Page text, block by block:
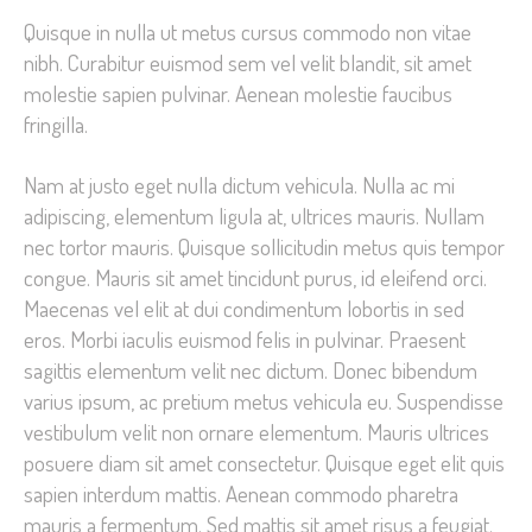
Quisque in nulla ut metus cursus commodo non vitae
nibh. Curabitur euismod sem vel velit blandit, sit amet
molestie sapien pulvinar. Aenean molestie faucibus
fringilla.
Nam at justo eget nulla dictum vehicula. Nulla ac mi
adipiscing, elementum ligula at, ultrices mauris. Nullam
nec tortor mauris. Quisque sollicitudin metus quis tempor
congue. Mauris sit amet tincidunt purus, id eleifend orci.
Maecenas vel elit at dui condimentum lobortis in sed
eros. Morbi iaculis euismod felis in pulvinar. Praesent
sagittis elementum velit nec dictum. Donec bibendum
varius ipsum, ac pretium metus vehicula eu. Suspendisse
vestibulum velit non ornare elementum. Mauris ultrices
posuere diam sit amet consectetur. Quisque eget elit quis
sapien interdum mattis. Aenean commodo pharetra
mauris a fermentum. Sed mattis sit amet risus a feugiat.